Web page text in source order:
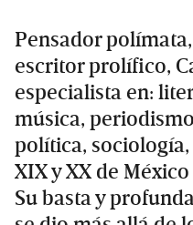
Pensador
escritor prolífico,
especialista en:
música,
política,
XIX y XX de
Su basta y